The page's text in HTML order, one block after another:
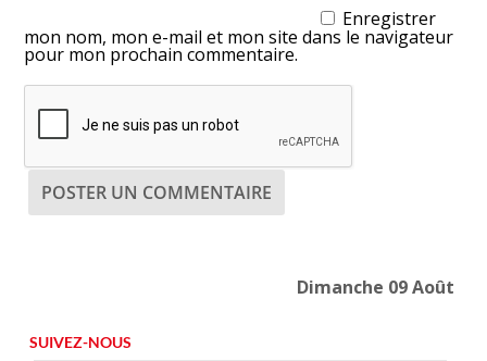
Enregistrer
mon nom, mon e-mail et mon site dans le navigateur
pour mon prochain commentaire.
Dimanche 09 Août
SUIVEZ-NOUS